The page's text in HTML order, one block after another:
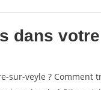
dans
sur-veyle ? Comment